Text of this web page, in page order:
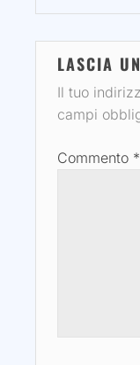
LASCIA
Il tuo
campi
Commento *